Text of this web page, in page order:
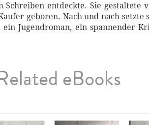
entdeckte. Sie gestaltete
geboren. Nach und nach setzte
Jugendroman, ein spannender
eBooks